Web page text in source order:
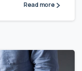
Read more